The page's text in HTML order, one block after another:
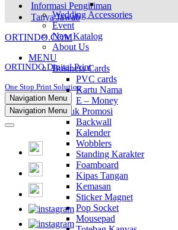
Wedding Accessories
Event
New Katalog
About Us
ORTINDO Digital Print
One Stop Print Solution
Navigation Menu
Navigation Menu
Informasi Pengiriman
Tanya Jawab
ORTINDO.COM
MENU
Business Cards
PVC cards
Kartu Nama
E – Money
Produk Promosi
Backwall
Kalender
Wobblers
Standing Karakter
Foamboard
Kipas Tangan
Kemasan
Sticker Magnet
Pop Socket
Mousepad